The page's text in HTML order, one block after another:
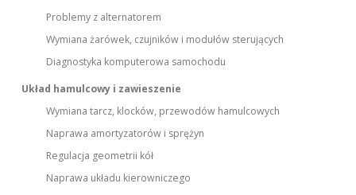
Problemy z alternatorem
Wymiana żarówek, czujników i modułów sterujących
Diagnostyka komputerowa samochodu
Układ hamulcowy i zawieszenie
Wymiana tarcz, klocków, przewodów hamulcowych
Naprawa amortyzatorów i sprężyn
Regulacja geometrii kół
Naprawa układu kierowniczego